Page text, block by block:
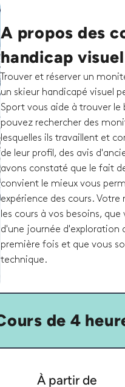
A propos des
handicap
Trouver et réserver un
un skieur handicapé visuel
Sport vous aide à trouver le
pouvez rechercher des
lesquelles ils travaillent et
de leur profil, des avis
avons constaté que le fait
convient le mieux vous
expérience des cours.
les cours à vos besoins,
d'une journée d'exploration
première fois et que vous
technique.
de 4
À partir de